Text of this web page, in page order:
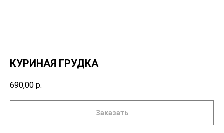
КУРИНАЯ ГРУДКА
690,00 р.
Заказать